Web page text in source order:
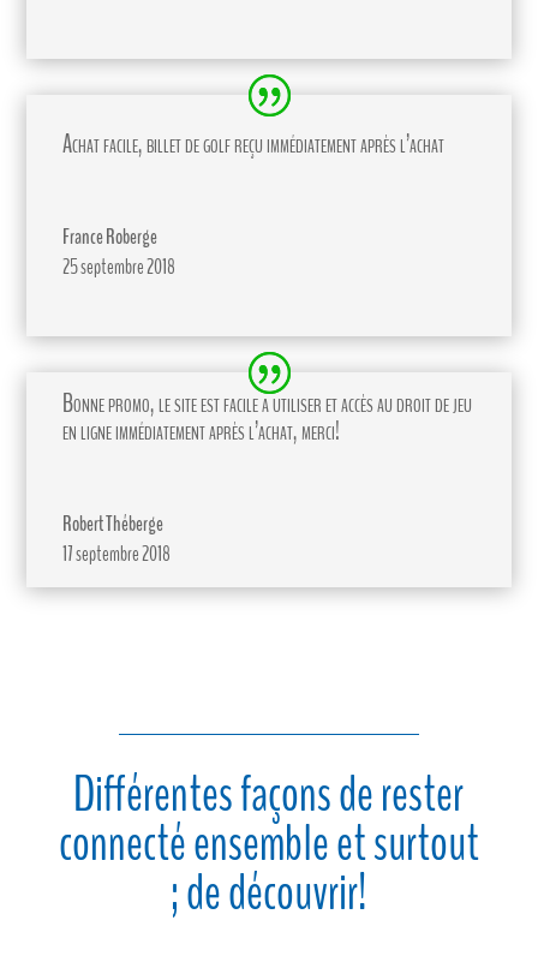
Achat facile, billet de golf reçu immédiatement après l’achat
France Roberge
25 septembre 2018
Bonne promo, le site est facile a utiliser et accès au droit de jeu
en ligne immédiatement après l’achat, merci!
Robert Théberge
17 septembre 2018
Différentes façons de rester
connecté ensemble et surtout
; de découvrir!